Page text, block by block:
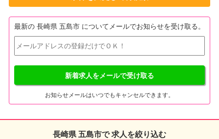
最新の 長崎県 五島市 についてメールでお知らせを受け取る。
新着求人をメールで受け取る
お知らせメールはいつでもキャンセルできます。
長崎県 五島市で 求人を絞り込む